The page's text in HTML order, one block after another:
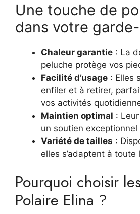
Une touche de
dans votre
Chaleur garantie : La
peluche protège vos
Facilité d’usage : Elles
enfiler et à retirer,
vos activités
Maintien optimal :
un soutien
Variété de tailles :
elles s’adaptent à toute
Pourquoi choisir
Polaire Elina ?